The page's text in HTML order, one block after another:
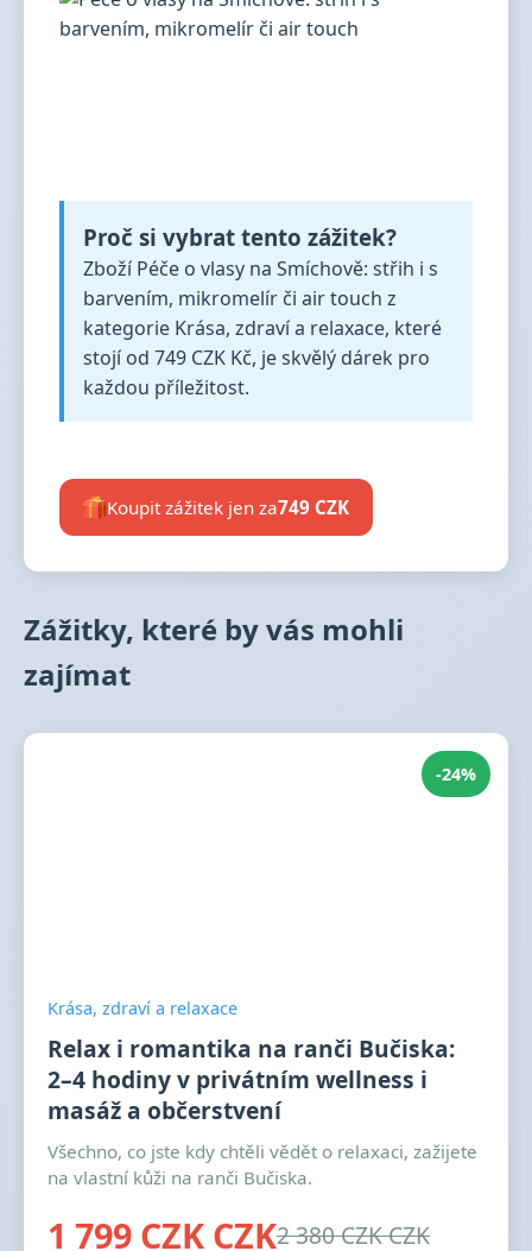
Proč si vybrat tento zážitek?
Zboží Péče o vlasy na Smíchově: střih i s
barvením, mikromelír či air touch z
kategorie Krása, zdraví a relaxace, které
stojí od 749 CZK Kč, je skvělý dárek pro
každou příležitost.
Koupit zážitek jen za749 CZK
Zážitky, které by vás mohli
zajímat
-24%
Krása, zdraví a relaxace
Relax i romantika na ranči Bučiska:
2–4 hodiny v privátním wellness i
masáž a občerstvení
Všechno, co jste kdy chtěli vědět o relaxaci, zažijete
na vlastní kůži na ranči Bučiska.
1 799 CZK CZK2 380 CZK CZK